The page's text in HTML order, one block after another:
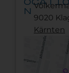
n
9020
Kärnten